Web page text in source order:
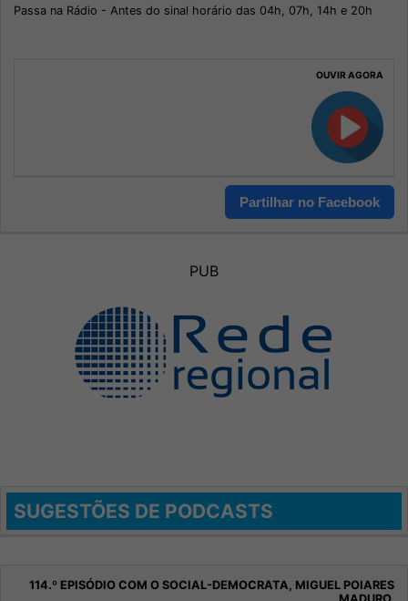
Passa na Rádio - Antes do sinal horário das 04h, 07h, 14h e 20h
OUVIR AGORA
Partilhar no Facebook
PUB
SUGESTÕES DE PODCASTS